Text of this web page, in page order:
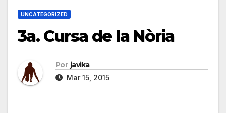
UNCATEGORIZED
3a. Cursa de la Nòria
Por javika
Mar 15, 2015